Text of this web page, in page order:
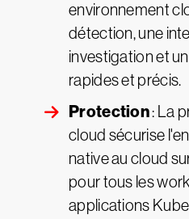
environnement
détection, une
investigation et
rapides et précis.
Protection: La
cloud sécurise
native au cloud
pour tous les
applications